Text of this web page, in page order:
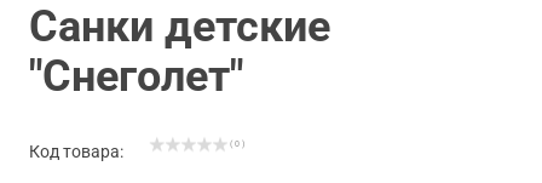
Санки детские
"Снеголет"
Код товара: ( 0 )